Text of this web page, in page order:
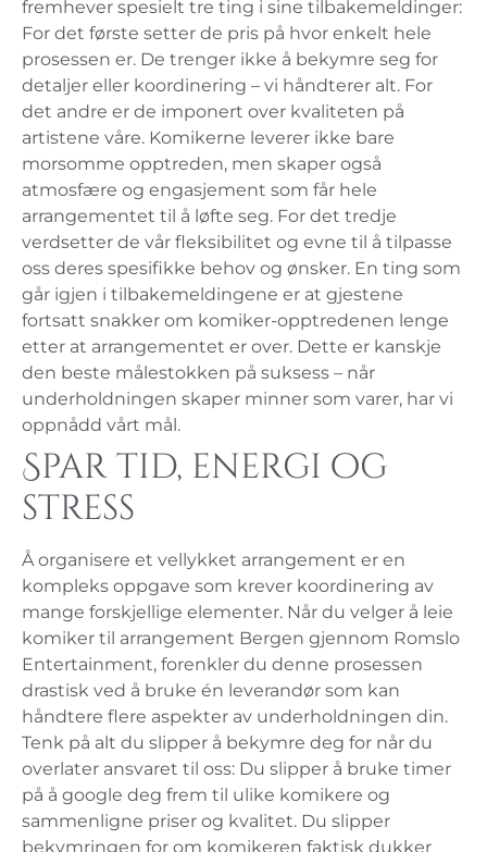
fremhever spesielt tre ting i sine tilbakemeldinger:
For det første setter de pris på hvor enkelt hele
prosessen er. De trenger ikke å bekymre seg for
detaljer eller koordinering – vi håndterer alt. For
det andre er de imponert over kvaliteten på
artistene våre. Komikerne leverer ikke bare
morsomme opptreden, men skaper også
atmosfære og engasjement som får hele
arrangementet til å løfte seg. For det tredje
verdsetter de vår fleksibilitet og evne til å tilpasse
oss deres spesifikke behov og ønsker. En ting som
går igjen i tilbakemeldingene er at gjestene
fortsatt snakker om komiker-opptredenen lenge
etter at arrangementet er over. Dette er kanskje
den beste målestokken på suksess – når
underholdningen skaper minner som varer, har vi
oppnådd vårt mål.
Spar tid, energi og
stress
Å organisere et vellykket arrangement er en
kompleks oppgave som krever koordinering av
mange forskjellige elementer. Når du velger å leie
komiker til arrangement Bergen gjennom Romslo
Entertainment, forenkler du denne prosessen
drastisk ved å bruke én leverandør som kan
håndtere flere aspekter av underholdningen din.
Tenk på alt du slipper å bekymre deg for når du
overlater ansvaret til oss: Du slipper å bruke timer
på å google deg frem til ulike komikere og
sammenligne priser og kvalitet. Du slipper
bekymringen for om komikeren faktisk dukker